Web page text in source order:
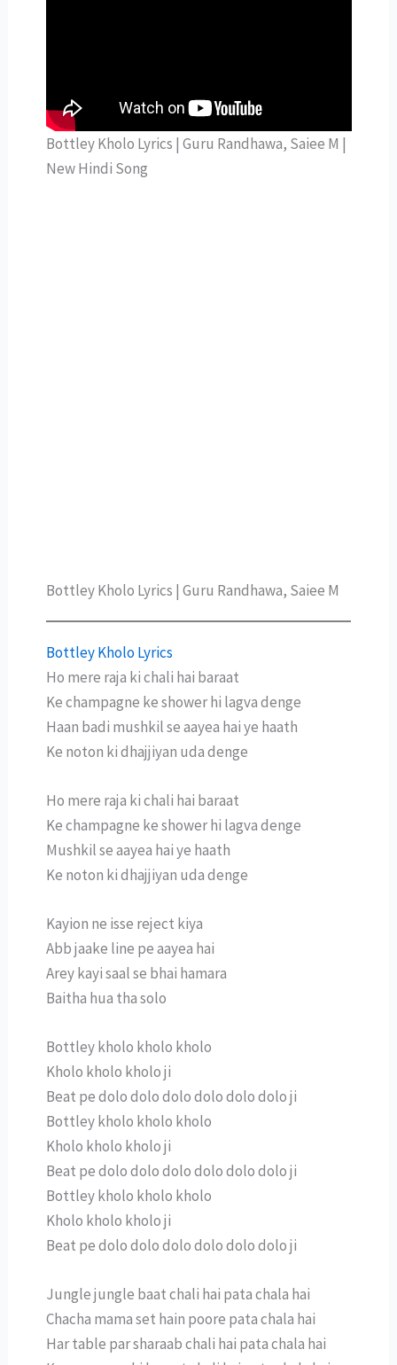
Bottley Kholo Lyrics | Guru Randhawa, Saiee M |
New Hindi Song
Bottley Kholo Lyrics | Guru Randhawa, Saiee M
Bottley Kholo Lyrics
Ho mere raja ki chali hai baraat
Ke champagne ke shower hi lagva denge
Haan badi mushkil se aayea hai ye haath
Ke noton ki dhajjiyan uda denge
Ho mere raja ki chali hai baraat
Ke champagne ke shower hi lagva denge
Mushkil se aayea hai ye haath
Ke noton ki dhajjiyan uda denge
Kayion ne isse reject kiya
Abb jaake line pe aayea hai
Arey kayi saal se bhai hamara
Baitha hua tha solo
Bottley kholo kholo kholo
Kholo kholo kholo ji
Beat pe dolo dolo dolo dolo dolo dolo ji
Bottley kholo kholo kholo
Kholo kholo kholo ji
Beat pe dolo dolo dolo dolo dolo dolo ji
Bottley kholo kholo kholo
Kholo kholo kholo ji
Beat pe dolo dolo dolo dolo dolo dolo ji
Jungle jungle baat chali hai pata chala hai
Chacha mama set hain poore pata chala hai
Har table par sharaab chali hai pata chala hai